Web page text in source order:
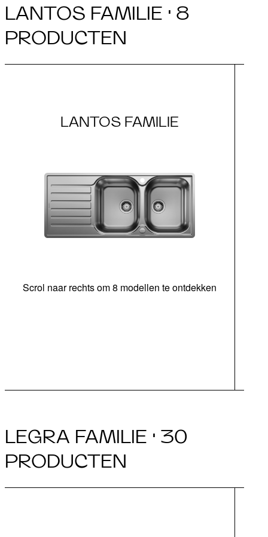
LANTOS FAMILIE · 8
PRODUCTEN
LANTOS FAMILIE
Scrol naar rechts om 8 modellen te ontdekken
LEGRA FAMILIE · 30
PRODUCTEN